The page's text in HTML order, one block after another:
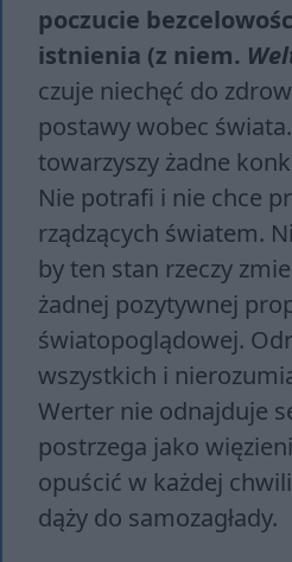
poczucie
istnienia (z niem.
czuje niechęć do
postawy wobec
towarzyszy żadne
Nie potrafi i nie chce
rządzących światem.
by ten stan rzeczy
żadnej pozytywnej
światopoglądowej.
wszystkich i
Werter nie odnajduje
postrzega jako
opuścić w każdej
dąży do samozagłady.